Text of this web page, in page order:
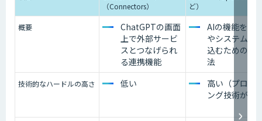
（Connectors）
ど）
概要
ChatGPTの画面
上で外部サービ
スとつなげられ
る連携機能
AIの機能をア
やシステムに
込むための連
法
技術的なハードルの高さ 低い
高い（プログ
ング技術が必